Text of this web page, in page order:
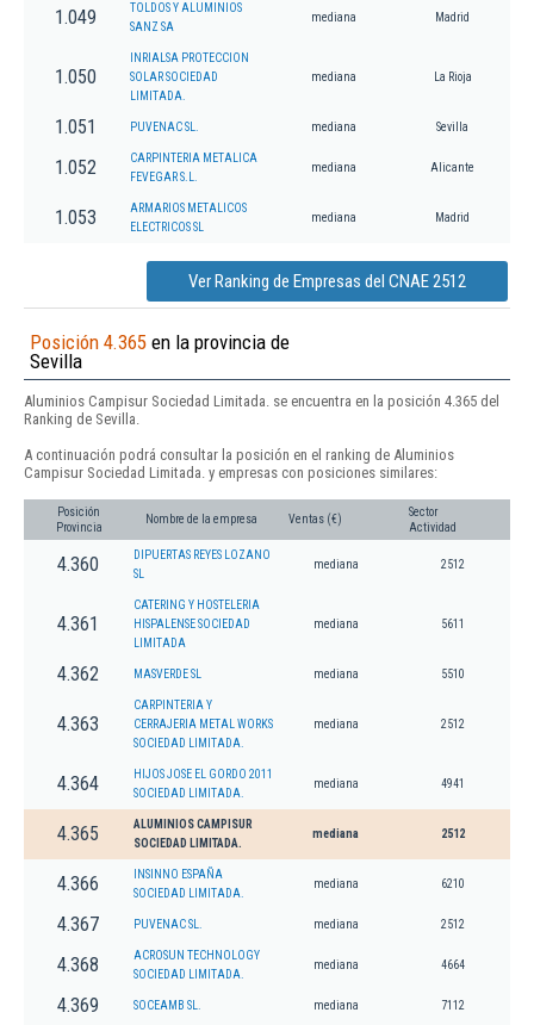
1.049
TOLDOS Y ALUMINIOS
SANZ SA
mediana Madrid
1.050
INRIALSA PROTECCION
SOLAR SOCIEDAD
LIMITADA.
mediana La Rioja
1.051 PUVENAC SL. mediana Sevilla
1.052
CARPINTERIA METALICA
FEVEGAR S.L.
mediana Alicante
1.053
ARMARIOS METALICOS
ELECTRICOS SL
mediana Madrid
Ver Ranking de Empresas del CNAE 2512
Posición 4.365 en la provincia de
Sevilla
Aluminios Campisur Sociedad Limitada. se encuentra en la posición 4.365 del
Ranking de Sevilla.
A continuación podrá consultar la posición en el ranking de Aluminios
Campisur Sociedad Limitada. y empresas con posiciones similares:
Posición
Provincia
Nombre de la empresa Ventas (€)
Sector
Actividad
4.360
DIPUERTAS REYES LOZANO
SL
mediana 2512
4.361
CATERING Y HOSTELERIA
HISPALENSE SOCIEDAD
LIMITADA
mediana 5611
4.362 MASVERDE SL mediana 5510
4.363
CARPINTERIA Y
CERRAJERIA METAL WORKS
SOCIEDAD LIMITADA.
mediana 2512
4.364
HIJOS JOSE EL GORDO 2011
SOCIEDAD LIMITADA.
mediana 4941
4.365
ALUMINIOS CAMPISUR
SOCIEDAD LIMITADA.
mediana 2512
4.366
INSINNO ESPAÑA
SOCIEDAD LIMITADA.
mediana 6210
4.367 PUVENAC SL. mediana 2512
4.368
ACROSUN TECHNOLOGY
SOCIEDAD LIMITADA.
mediana 4664
4.369 SOCEAMB SL. mediana 7112